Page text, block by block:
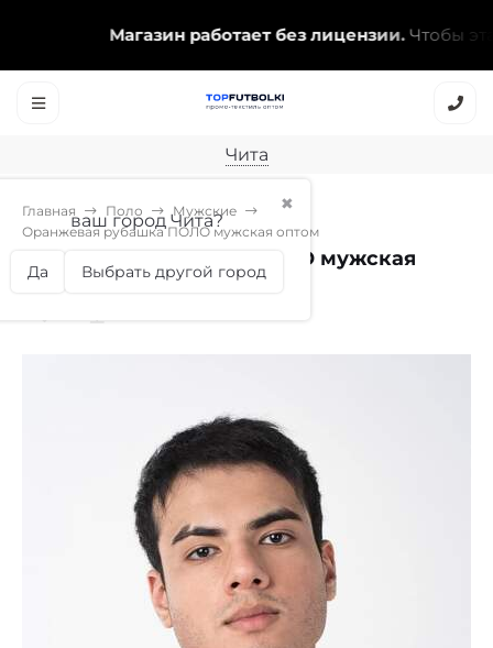
Магазин работает без лицензии.Чтобы эта
Чита
✖
ваш город Чита?
Да Выбрать другой город
Главная Поло
Мужские
Оранжевая рубашка ПОЛО мужская оптом
Оранжевая рубашка ПОЛО мужская
оптом